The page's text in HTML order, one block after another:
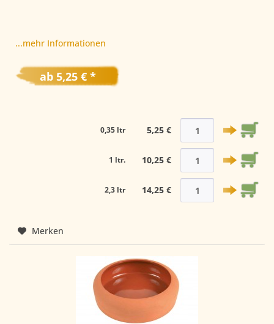
...mehr Informationen
ab 5,25 € *
0,35 ltr 5,25 €
1 ltr. 10,25 €
2,3 ltr 14,25 €
Merken